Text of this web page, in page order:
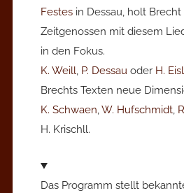
Festes in Dessau, holt
Zeitgenossen mit diesem
in den Fokus.
K. Weill, P. Dessau oder H.
Brechts Texten neue
K. Schwaen,W. Hufschmidt,
H. Krischll.
Das Programm stellt